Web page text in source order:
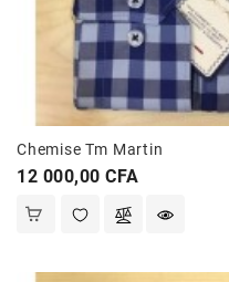
Chemise Tm Martin
Prix
12 000,00 CFA